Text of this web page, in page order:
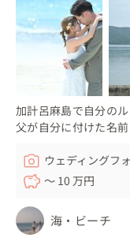
加計呂麻島で自分の
父が自分に付けた名
ウェディングフ
〜 10 万円
海・ビーチ